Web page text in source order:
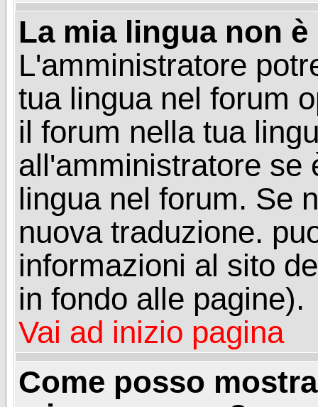
La mia lingua non
L'amministratore
tua lingua nel forum
il forum nella tua
all'amministratore se
lingua nel forum. Se
nuova traduzione.
informazioni al sito
in fondo alle pagine).
Vai ad inizio pagina
Come posso